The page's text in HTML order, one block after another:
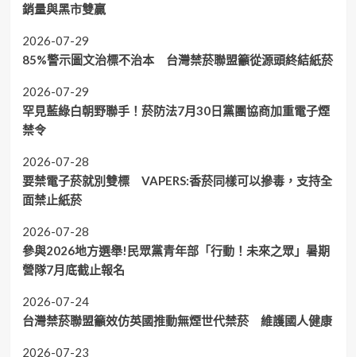
銷量與黑市雙贏
2026-07-29
85%警示圖文治標不治本 台灣禁菸聯盟籲從源頭終結紙菸
2026-07-29
罕見藍綠白朝野聯手！菸防法7月30日黨團協商加重電子煙
禁令
2026-07-28
要禁電子菸就別雙標 VAPERS:香菸同樣可以摻毒，支持全
面禁止紙菸
2026-07-28
參與2026地方選舉!民眾黨青年部「行動！未來之眾」暑期
營隊7月底截止報名
2026-07-24
台灣禁菸聯盟籲效仿英國推動無煙世代禁菸 維護國人健康
2026-07-23